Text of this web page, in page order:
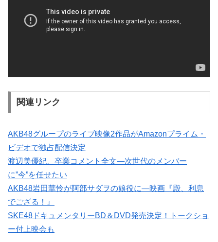
関連リンク
AKB48グループのライブ映像2作品がAmazonプライム・
ビデオで独占配信決定
渡辺美優紀、卒業コメント全文―次世代のメンバー
に”今”を任せたい
AKB48岩田華怜が阿部サダヲの娘役に―映画『殿、利息
でござる！』
SKE48ドキュメンタリーBD＆DVD発売決定！トークショ
ー付上映会も